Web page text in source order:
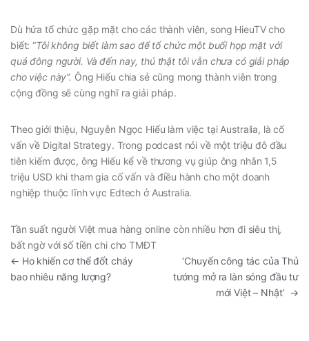
Dù hứa tổ chức gặp mặt cho các thành viên, song HieuTV cho
biết: “Tôi không biết làm sao để tổ chức một buổi họp mặt với
quá đông người. Và đến nay, thú thật tôi vẫn chưa có giải pháp
cho việc này”. Ông Hiếu chia sẻ cũng mong thành viên trong
cộng đồng sẽ cùng nghĩ ra giải pháp.
Theo giới thiệu, Nguyễn Ngọc Hiếu làm việc tại Australia, là cố
vấn về Digital Strategy. Trong podcast nói về một triệu đô đầu
tiên kiếm được, ông Hiếu kể về thương vụ giúp ông nhân 1,5
triệu USD khi tham gia cố vấn và điều hành cho một doanh
nghiệp thuộc lĩnh vực Edtech ở Australia.
Tần suất người Việt mua hàng online còn nhiều hơn đi siêu thị,
bất ngờ với số tiền chi cho TMĐT
← Ho khiến cơ thể đốt cháy
bao nhiêu năng lượng?
‘Chuyến công tác của Thủ
tướng mở ra làn sóng đầu tư
mới Việt – Nhật’ →